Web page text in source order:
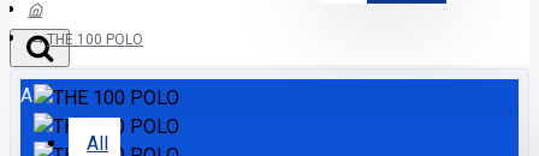
All
All
THE 100 POLO